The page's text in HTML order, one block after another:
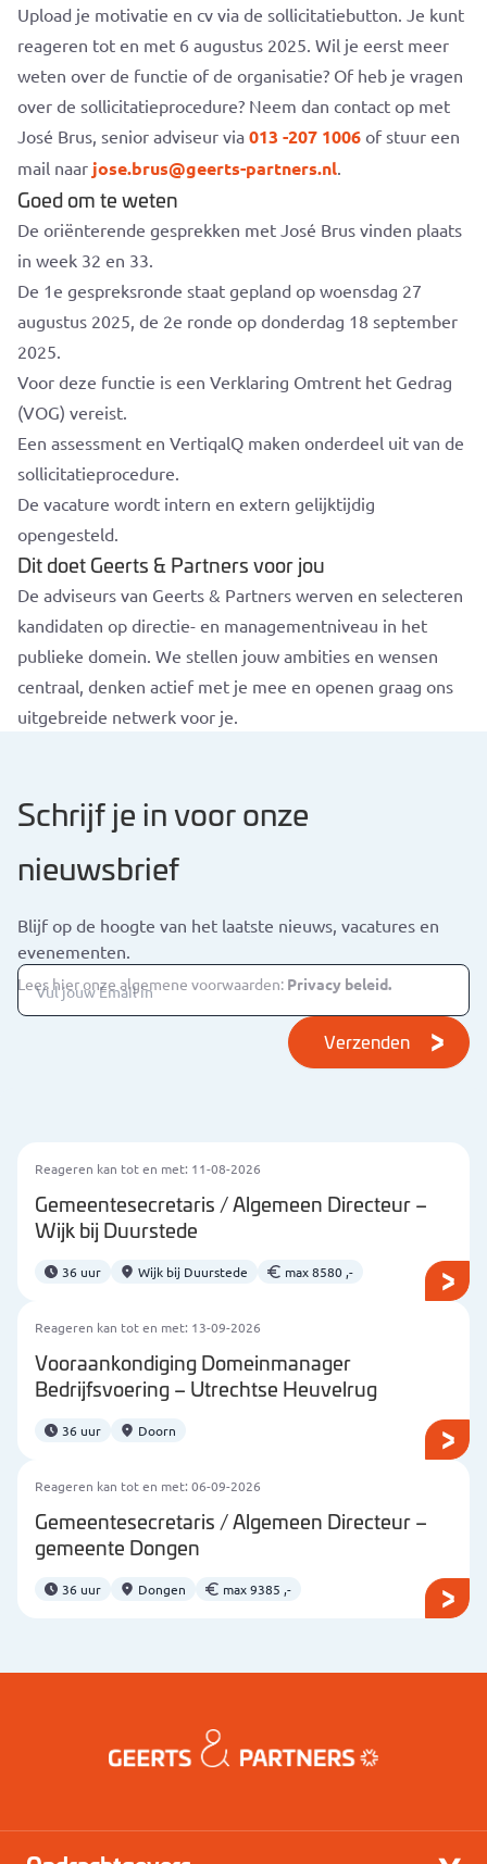
Upload je motivatie en cv via de sollicitatiebutton. Je kunt
reageren tot en met 6 augustus 2025. Wil je eerst meer
weten over de functie of de organisatie? Of heb je vragen
over de sollicitatieprocedure? Neem dan contact op met
José Brus, senior adviseur via 013 -207 1006 of stuur een
mail naar jose.brus@geerts-partners.nl.
Goed om te weten
De oriënterende gesprekken met José Brus vinden plaats
in week 32 en 33.
De 1e gespreksronde staat gepland op woensdag 27
augustus 2025, de 2e ronde op donderdag 18 september
2025.
Voor deze functie is een Verklaring Omtrent het Gedrag
(VOG) vereist.
Een assessment en VertiqalQ maken onderdeel uit van de
sollicitatieprocedure.
De vacature wordt intern en extern gelijktijdig
opengesteld.
Dit doet Geerts & Partners voor jou
De adviseurs van Geerts & Partners werven en selecteren
kandidaten op directie- en managementniveau in het
publieke domein. We stellen jouw ambities en wensen
centraal, denken actief met je mee en openen graag ons
uitgebreide netwerk voor je.
Schrijf je in voor onze
nieuwsbrief
Blijf op de hoogte van het laatste nieuws, vacatures en
evenementen.
Verzenden
Lees hier onze algemene voorwaarden: Privacy beleid.
Reageren kan tot en met: 11-08-2026
Gemeentesecretaris / Algemeen Directeur –
Wijk bij Duurstede
36 uur Wijk bij Duurstede max 8580 ,-
Reageren kan tot en met: 13-09-2026
Vooraankondiging Domeinmanager
Bedrijfsvoering – Utrechtse Heuvelrug
36 uur Doorn
Reageren kan tot en met: 06-09-2026
Gemeentesecretaris / Algemeen Directeur –
gemeente Dongen
36 uur Dongen max 9385 ,-